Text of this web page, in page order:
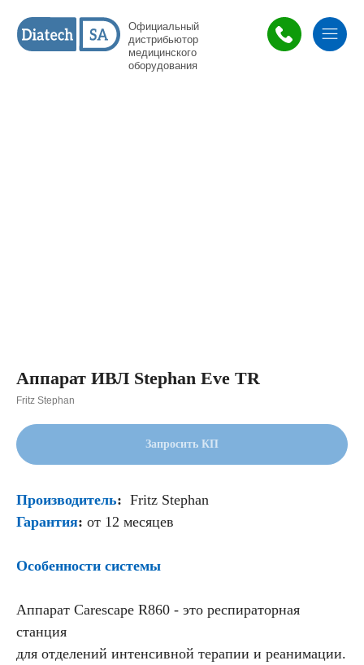
Официальный
дистрибьютор
медицинского
оборудования
Аппарат ИВЛ Stephan Eve TR
Fritz Stephan
Запросить КП
Производитель: Fritz Stephan
Гарантия: от 12 месяцев
Особенности системы
Аппарат Carescape R860 - это респираторная
станция
для отделений интенсивной терапии и реанимации.